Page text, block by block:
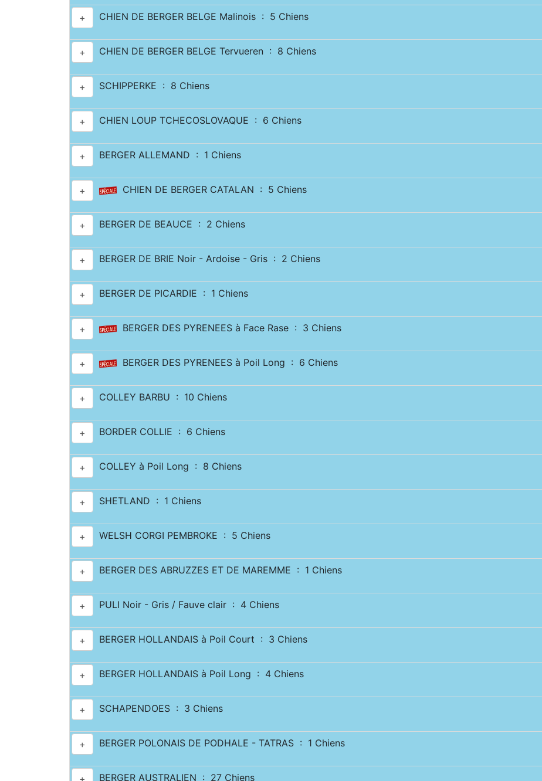
+ CHIEN DE BERGER BELGE Malinois : 5 Chiens
+ CHIEN DE BERGER BELGE Tervueren : 8 Chiens
+ SCHIPPERKE : 8 Chiens
+ CHIEN LOUP TCHECOSLOVAQUE : 6 Chiens
+ BERGER ALLEMAND : 1 Chiens
+ CHIEN DE BERGER CATALAN : 5 Chiens
+ BERGER DE BEAUCE : 2 Chiens
+ BERGER DE BRIE Noir - Ardoise - Gris : 2 Chiens
+ BERGER DE PICARDIE : 1 Chiens
+ BERGER DES PYRENEES à Face Rase : 3 Chiens
+ BERGER DES PYRENEES à Poil Long : 6 Chiens
+ COLLEY BARBU : 10 Chiens
+ BORDER COLLIE : 6 Chiens
+ COLLEY à Poil Long : 8 Chiens
+ SHETLAND : 1 Chiens
+ WELSH CORGI PEMBROKE : 5 Chiens
+ BERGER DES ABRUZZES ET DE MAREMME : 1 Chiens
+ PULI Noir - Gris / Fauve clair : 4 Chiens
+ BERGER HOLLANDAIS à Poil Court : 3 Chiens
+ BERGER HOLLANDAIS à Poil Long : 4 Chiens
+ SCHAPENDOES : 3 Chiens
+ BERGER POLONAIS DE PODHALE - TATRAS : 1 Chiens
+ BERGER AUSTRALIEN : 27 Chiens